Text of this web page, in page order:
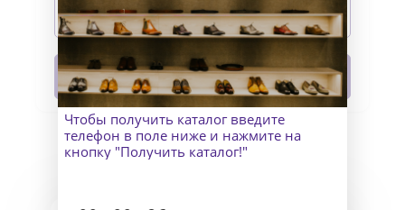
В корзину
Чтобы получить каталог введите
телефон в поле ниже и нажмите на
кнопку "Получить каталог!"